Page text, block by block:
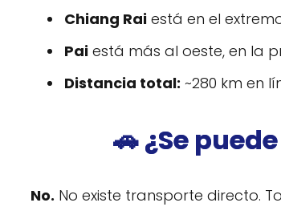
Chiang Rai está en el
Pai está más al oeste, en la
Distancia total: ~280 km en
🚗 ¿Se
No. No existe transporte directo.